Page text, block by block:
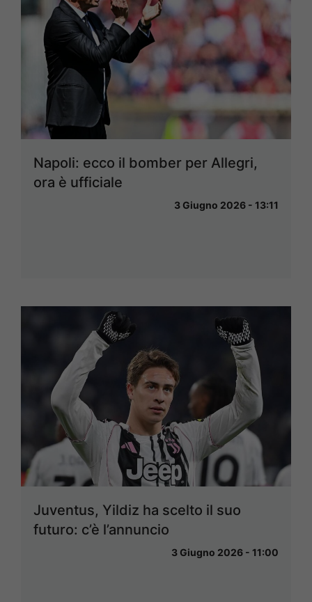
Napoli: ecco il bomber per Allegri,
ora è ufficiale
3 Giugno 2026 - 13:11
Juventus, Yildiz ha scelto il suo
futuro: c’è l’annuncio
3 Giugno 2026 - 11:00